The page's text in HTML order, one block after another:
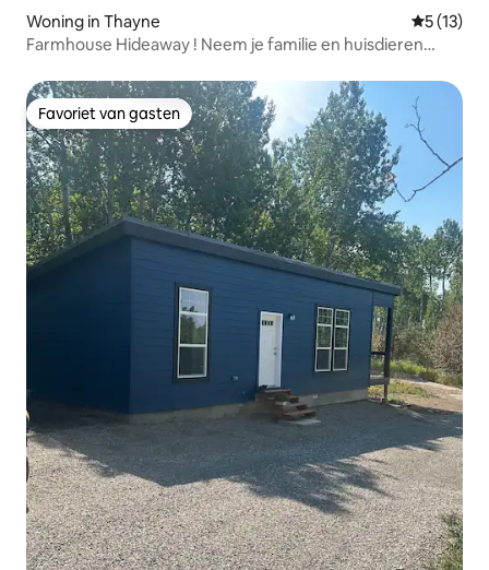
Woning in Thayne
5 (13)
Farmhouse Hideaway ! Neem je familie en huisdieren
Favoriet van gasten
Favoriet van gasten